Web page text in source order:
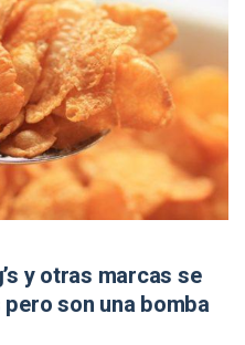
y otras marcas se
son una bomba